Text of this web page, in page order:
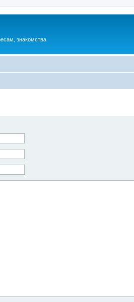
знакомства